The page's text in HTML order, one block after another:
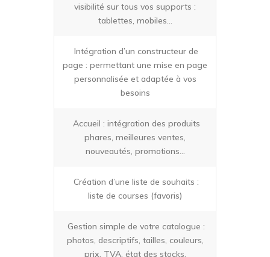
visibilité sur tous vos supports :
tablettes, mobiles…
Intégration d’un constructeur de
page : permettant une mise en page
personnalisée et adaptée à vos
besoins
Accueil : intégration des produits
phares, meilleures ventes,
nouveautés, promotions…
Création d’une liste de souhaits :
liste de courses (favoris)
Gestion simple de votre catalogue :
photos, descriptifs, tailles, couleurs,
prix, TVA, état des stocks,